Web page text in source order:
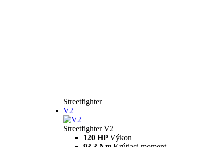
Streetfighter
V2
Streetfighter V2
120 HP Výkon